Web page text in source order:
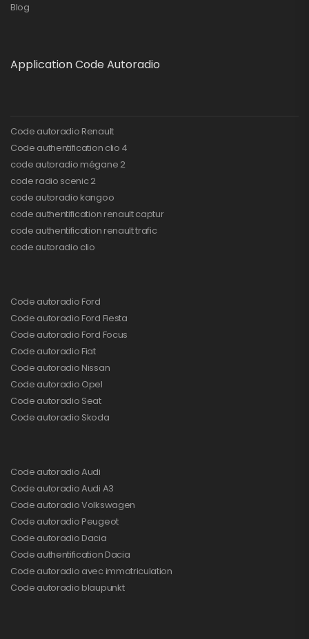
Blog
Application Code Autoradio
Code autoradio Renault
Code authentification clio 4
code autoradio mégane 2
code radio scenic 2
code autoradio kangoo
code authentification renault captur
code authentification renault trafic
code autoradio clio
Code autoradio Ford
Code autoradio Ford Fiesta
Code autoradio Ford Focus
Code autoradio Fiat
Code autoradio Nissan
Code autoradio Opel
Code autoradio Seat
Code autoradio Skoda
Code autoradio Audi
Code autoradio Audi A3
Code autoradio Volkswagen
Code autoradio Peugeot
Code autoradio Dacia
Code authentification Dacia
Code autoradio avec immatriculation
Code autoradio blaupunkt